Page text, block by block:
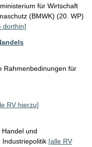
für Wirtschaft
(BMWK) (20. WP)
dorthin]
Rahmenbedinungen für
RV hierzu]
Handel und
Industriepolitik [alle RV